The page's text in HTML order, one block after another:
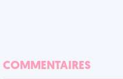
COMMENTAIRES